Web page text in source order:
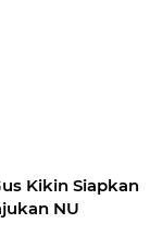
Kikin Siapkan
NU